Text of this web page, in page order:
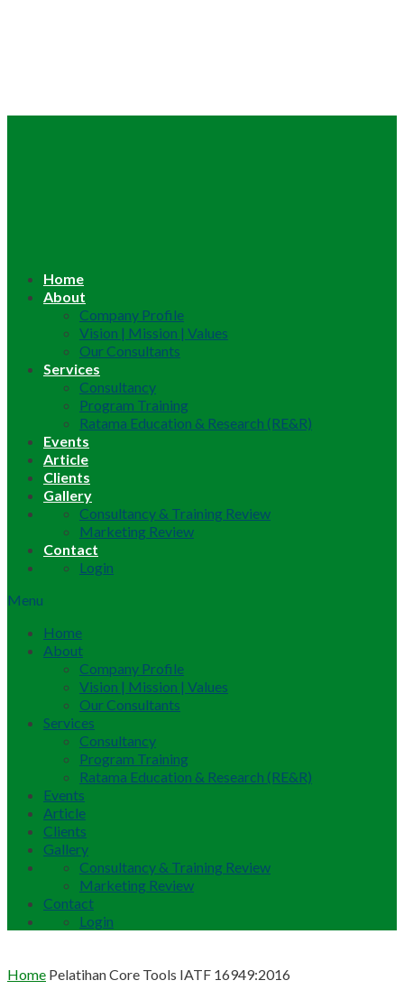
Home
About
Company Profile
Vision | Mission | Values
Our Consultants
Services
Consultancy
Program Training
Ratama Education & Research (RE&R)
Events
Article
Clients
Gallery
Consultancy & Training Review
Marketing Review
Contact
Login
Menu
Home
About
Company Profile
Vision | Mission | Values
Our Consultants
Services
Consultancy
Program Training
Ratama Education & Research (RE&R)
Events
Article
Clients
Gallery
Consultancy & Training Review
Marketing Review
Contact
Login
Home Pelatihan Core Tools IATF 16949:2016